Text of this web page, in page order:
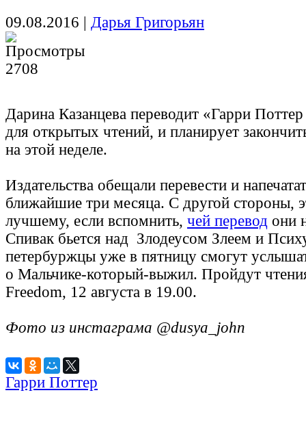
09.08.2016 | Дарья Григорьян
2708
Дарина Казанцева переводит «Гарри
для открытых чтений, и планирует
на этой неделе.
Издательства обещали перевести и
ближайшие три месяца. С другой стороны,
лучшему, если вспомнить, чей перевод они
Спивак бьется над Злодеусом Злеем и
петербуржцы уже в пятницу смогут
о Мальчике-который-выжил. Пройдут
Freedom, 12 августа в 19.00.
Фото из инстаграма @dusya_john
Гарри Поттер